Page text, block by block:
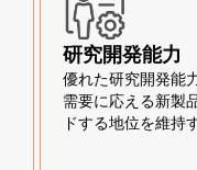
研究開発能力
優れた研究開発能
需要に応える新製
ドする地位を維持